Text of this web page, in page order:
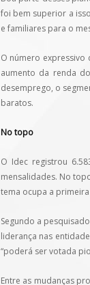
foi bem superior a
e familiares para o
O número expressivo
aumento da renda
desemprego, o
baratos.
No topo
O Idec registrou
mensalidades. No
tema ocupa a
Segundo a
liderança nas
“poderá ser votada
Entre as mudanças